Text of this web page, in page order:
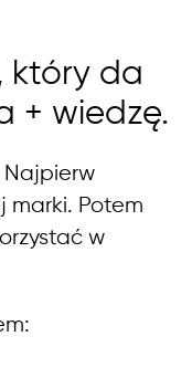
który da
+ wiedzę.
Najpierw
marki. Potem
w